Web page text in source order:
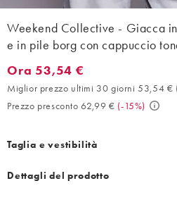
Weekend Collective - Giacca
e in pile borg con cappuccio
Ora 53,54 €. Miglior prezzo ultimi
Ora 53,54 €
Miglior prezzo ultimi 30 giorni 53,54 €
Prezzo presconto 62,99 € (-15%)
Taglia e vestibilità
Dettagli del prodotto